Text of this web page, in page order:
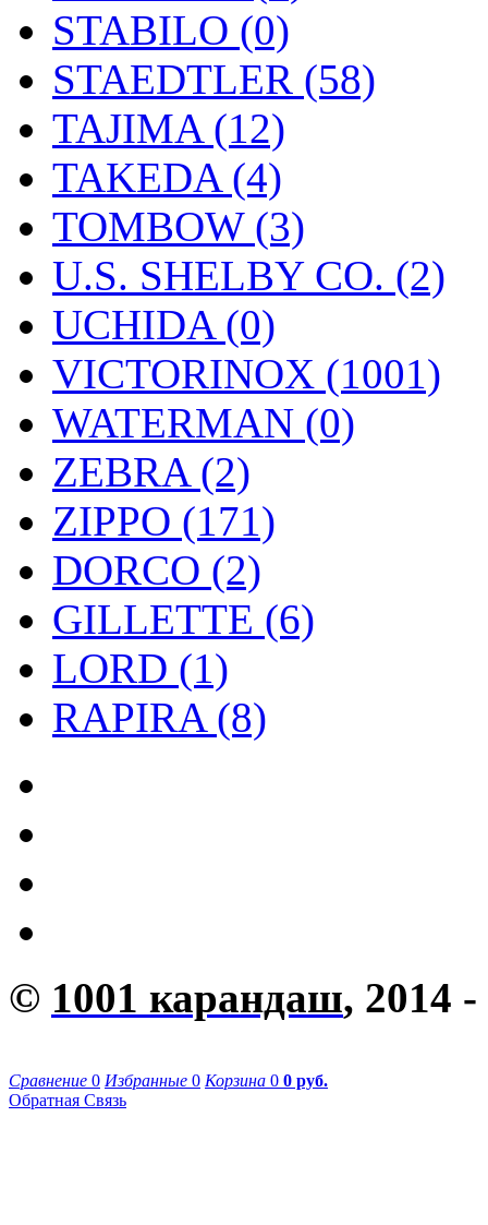
STABILO (0)
STAEDTLER (58)
TAJIMA (12)
TAKEDA (4)
TOMBOW (3)
U.S. SHELBY CO. (2)
UCHIDA (0)
VICTORINOX (1001)
WATERMAN (0)
ZEBRA (2)
ZIPPO (171)
DORCO (2)
GILLETTE (6)
LORD (1)
RAPIRA (8)
© 1001 карандаш, 2014 -
Сравнение 0 Избранные 0 Корзина 0 0 руб.
Обратная Связь